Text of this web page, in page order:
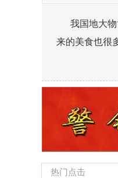
我国地大物
来的美食也很
热门点击